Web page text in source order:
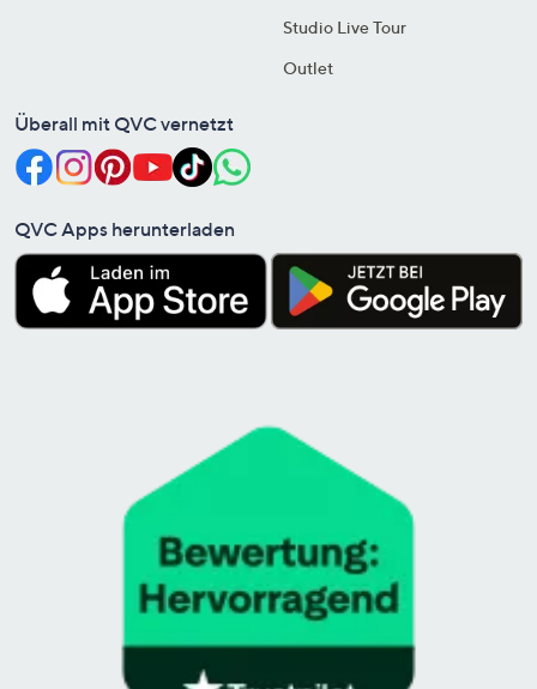
Studio Live Tour
Outlet
Überall mit QVC vernetzt
QVC Apps herunterladen